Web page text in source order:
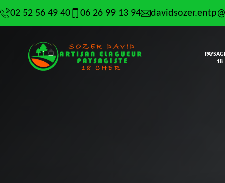
02 52 56 49 40 06 26 99 13 94
18